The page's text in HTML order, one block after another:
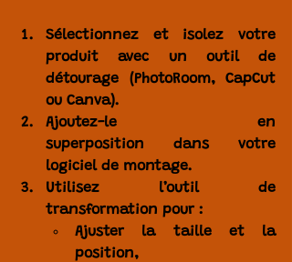
Sélectionnez et isolez votre
produit avec un outil de
détourage (PhotoRoom, CapCut
ou Canva).
Ajoutez-le en
superposition dans votre
logiciel de montage.
Utilisez l’outil de
transformation pour :
Ajuster la taille et la
position,